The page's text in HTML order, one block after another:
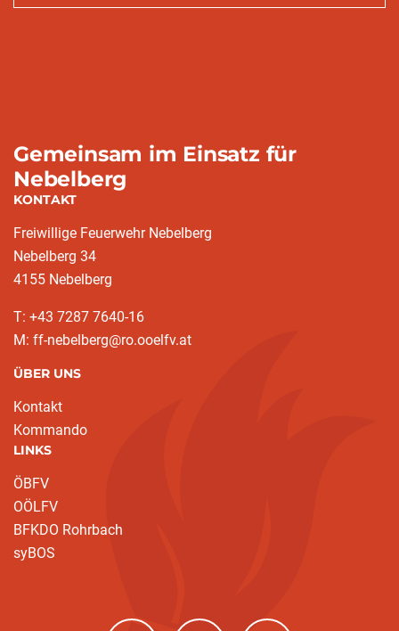
Gemeinsam im Einsatz für
Nebelberg
KONTAKT
Freiwillige Feuerwehr Nebelberg
Nebelberg 34
4155 Nebelberg
T: +43 7287 7640-16
M: ff-nebelberg@ro.ooelfv.at
ÜBER UNS
Kontakt
Kommando
LINKS
ÖBFV
OÖLFV
BFKDO Rohrbach
syBOS